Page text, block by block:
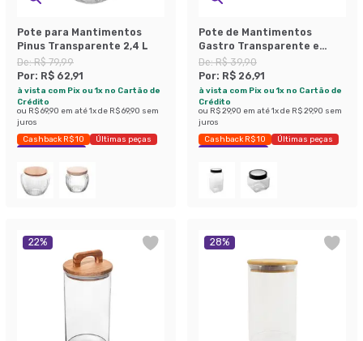
Pote para Mantimentos
Pinus Transparente 2,4 L
De:R$ 79,99
Por: R$ 62,91
à vista com Pix ou 1x no Cartão de
Crédito
ou R$ 69,90 em até1x de R$ 69,90 sem
juros
Cashback R$ 10
Últimas peças
Economize 21%
Pote de Mantimentos
Gastro Transparente e
Preto 1,2 L
De:R$ 39,90
Por: R$ 26,91
à vista com Pix ou 1x no Cartão de
Crédito
ou R$ 29,90 em até1x de R$ 29,90 sem
juros
Cashback R$ 10
Últimas peças
Economize 32%
22% 28%